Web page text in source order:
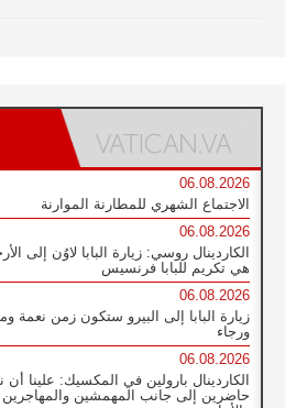
06.08.2026
الاجتماع الشهري للمطارنة الموارنة
06.08.2026
الكاردينال روسي: زيارة البابا لاوُن إلى
هي تكريم للبابا فرنسيس
06.08.2026
زيارة البابا إلى البيرو ستكون زمن نعمة
ورجاء
06.08.2026
الكاردينال بارولين في المكسيك: علينا أن
حاضرين إلى جانب المهمشين والمهاجرين